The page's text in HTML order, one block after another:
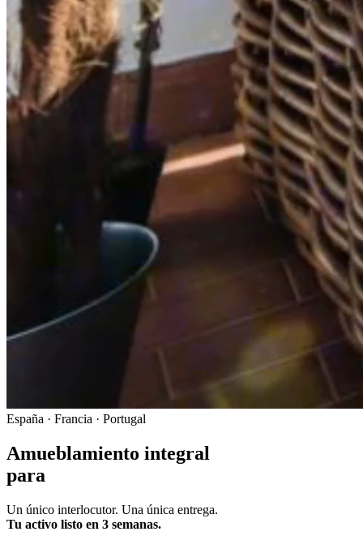
España · Francia · Portugal
Amueblamiento integral
para
Un único interlocutor. Una única entrega.
Tu activo listo en 3 semanas.